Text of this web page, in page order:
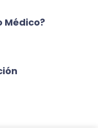
Médico?